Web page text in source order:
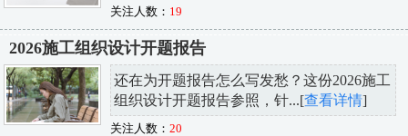
关注人数： 19
2026施工组织设计开题报告
还在为开题报告怎么写发愁？这份2026施工
组织设计开题报告参照，针...[查看详情]
关注人数： 20